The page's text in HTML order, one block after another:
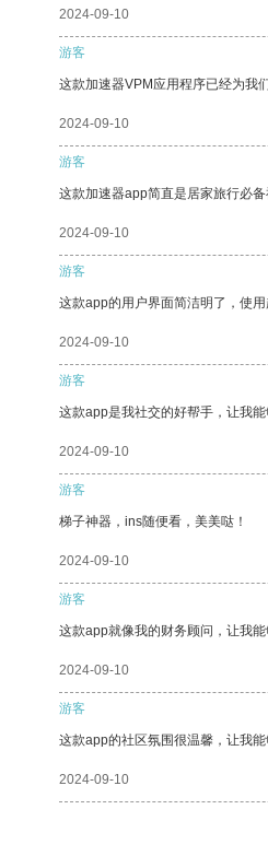
2024-09-10
游客
这款加速器VPM应用程序已经为我
2024-09-10
游客
这款加速器app简直是居家旅行必
2024-09-10
游客
这款app的用户界面简洁明了，使
2024-09-10
游客
这款app是我社交的好帮手，让我
2024-09-10
游客
梯子神器，ins随便看，美美哒！
2024-09-10
游客
这款app就像我的财务顾问，让我能
2024-09-10
游客
这款app的社区氛围很温馨，让我能
2024-09-10